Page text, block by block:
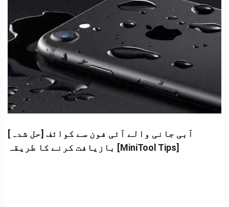
[حل شدہ] آبی جانی والے آئی فون سے کوائف
بازیافت کرنے کا طریقہ [MiniTool Tips]